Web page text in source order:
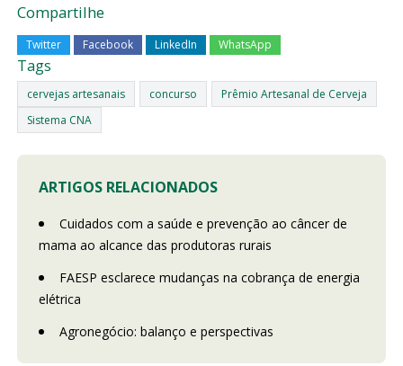
Compartilhe
Twitter Facebook LinkedIn WhatsApp
Tags
cervejas artesanais concurso
Prêmio Artesanal de Cerveja
Sistema CNA
ARTIGOS RELACIONADOS
Cuidados com a saúde e prevenção ao câncer de
mama ao alcance das produtoras rurais
FAESP esclarece mudanças na cobrança de energia
elétrica
Agronegócio: balanço e perspectivas